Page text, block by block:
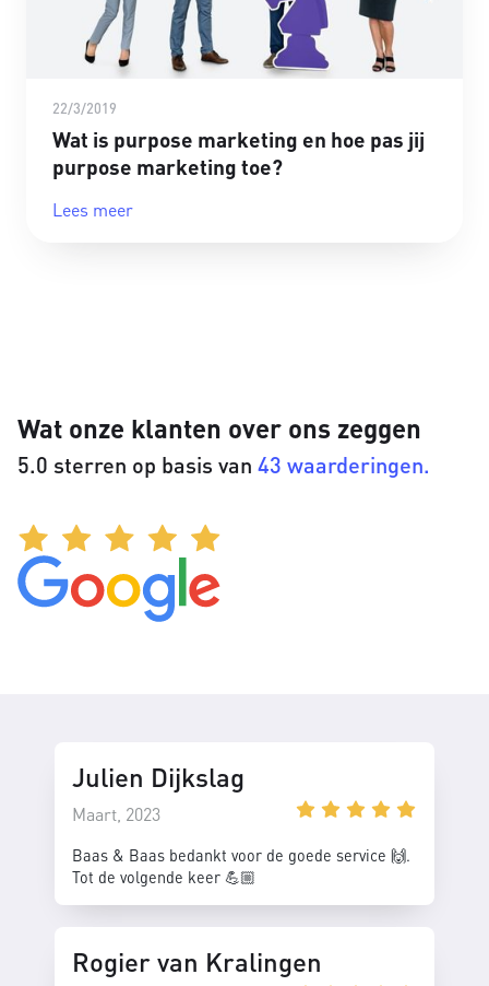
22/3/2019
Wat is purpose marketing en hoe pas jij
purpose marketing toe?
Lees meer
Wat onze klanten over ons zeggen
5.0 sterren op basis van 43 waarderingen.
Julien Dijkslag
Maart, 2023
Baas & Baas bedankt voor de goede service 🙌.
Tot de volgende keer 💪🏼
Rogier van Kralingen